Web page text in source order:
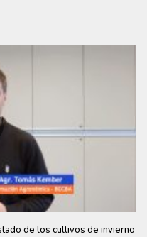
de los cultivos de invierno